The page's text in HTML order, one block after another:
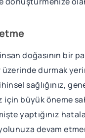
doğasının bir
durmak
sağlığınız,
büyük öneme
yaptığınız
devam